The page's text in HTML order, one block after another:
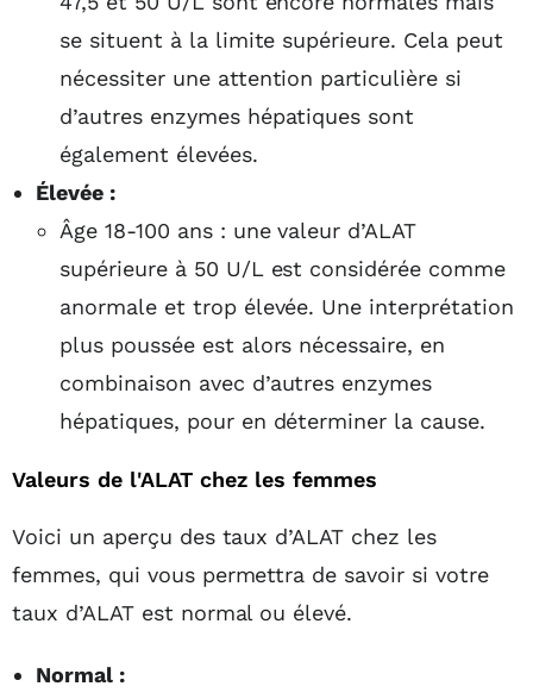
se situent à la limite supérieure. Cela peut
nécessiter une attention particulière si
d’autres enzymes hépatiques sont
également élevées.
Élevée :
Âge 18-100 ans : une valeur d’ALAT
supérieure à 50 U/L est considérée comme
anormale et trop élevée. Une interprétation
plus poussée est alors nécessaire, en
combinaison avec d’autres enzymes
hépatiques, pour en déterminer la cause.
Valeurs de l'ALAT chez les femmes
Voici un aperçu des taux d’ALAT chez les
femmes, qui vous permettra de savoir si votre
taux d’ALAT est normal ou élevé.
Normal :